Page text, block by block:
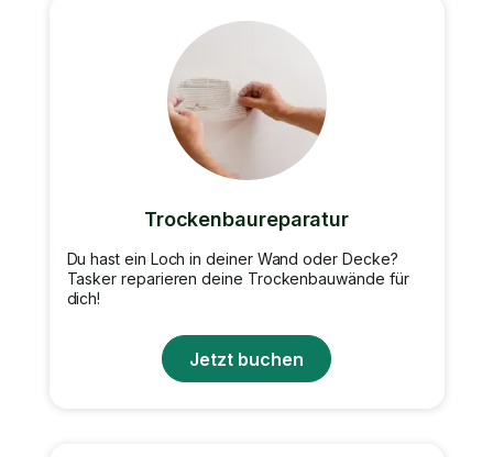
Trockenbaureparatur
Du hast ein Loch in deiner Wand oder Decke?
Tasker reparieren deine Trockenbauwände für
dich!
Jetzt buchen